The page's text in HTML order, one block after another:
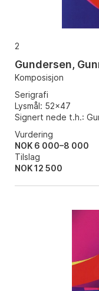
2
Gundersen,
Komposisjon
Serigrafi
Lysmål: 52x47
Signert nede t.h.:
Vurdering
NOK 6 000–8 000
Tilslag
NOK12 500